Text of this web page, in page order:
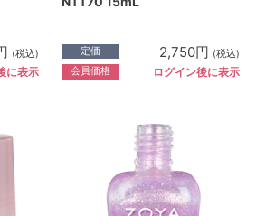
(税込)
に表示
定価 2,750円 (税込)
会員価格 ログイン後に表示